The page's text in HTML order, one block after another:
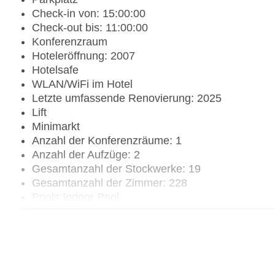
Check-in von: 15:00:00
Check-out bis: 11:00:00
Konferenzraum
Hoteleröffnung: 2007
Hotelsafe
WLAN/WiFi im Hotel
Letzte umfassende Renovierung: 2025
Lift
Minimarkt
Anzahl der Konferenzräume: 1
Anzahl der Aufzüge: 2
Gesamtanzahl der Stockwerke: 19
Gesamtanzahl der Zimmer: 228